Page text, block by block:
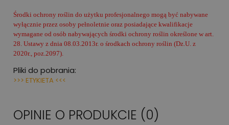
Środki ochrony roślin do użytku profesjonalnego mogą być nabywane
wyłącznie przez osoby pełnoletnie oraz posiadające kwalifikacje
wymagane od osób nabywających środki ochrony roślin określone w art.
28. Ustawy z dnia 08.03.2013r. o środkach ochrony roślin (Dz.U. z
2020r., poz.2097).
Pliki do pobrania:
>>> ETYKIETA <<<
OPINIE O PRODUKCIE (0)